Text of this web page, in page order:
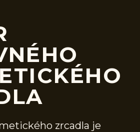
zrcadla je